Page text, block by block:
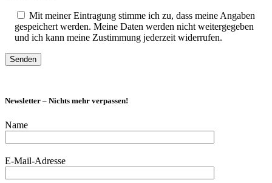
Mit meiner Eintragung stimme ich zu, dass meine Angaben
gespeichert werden. Meine Daten werden nicht weitergegeben
und ich kann meine Zustimmung jederzeit widerrufen.
Newsletter – Nichts mehr verpassen!
Name
E-Mail-Adresse